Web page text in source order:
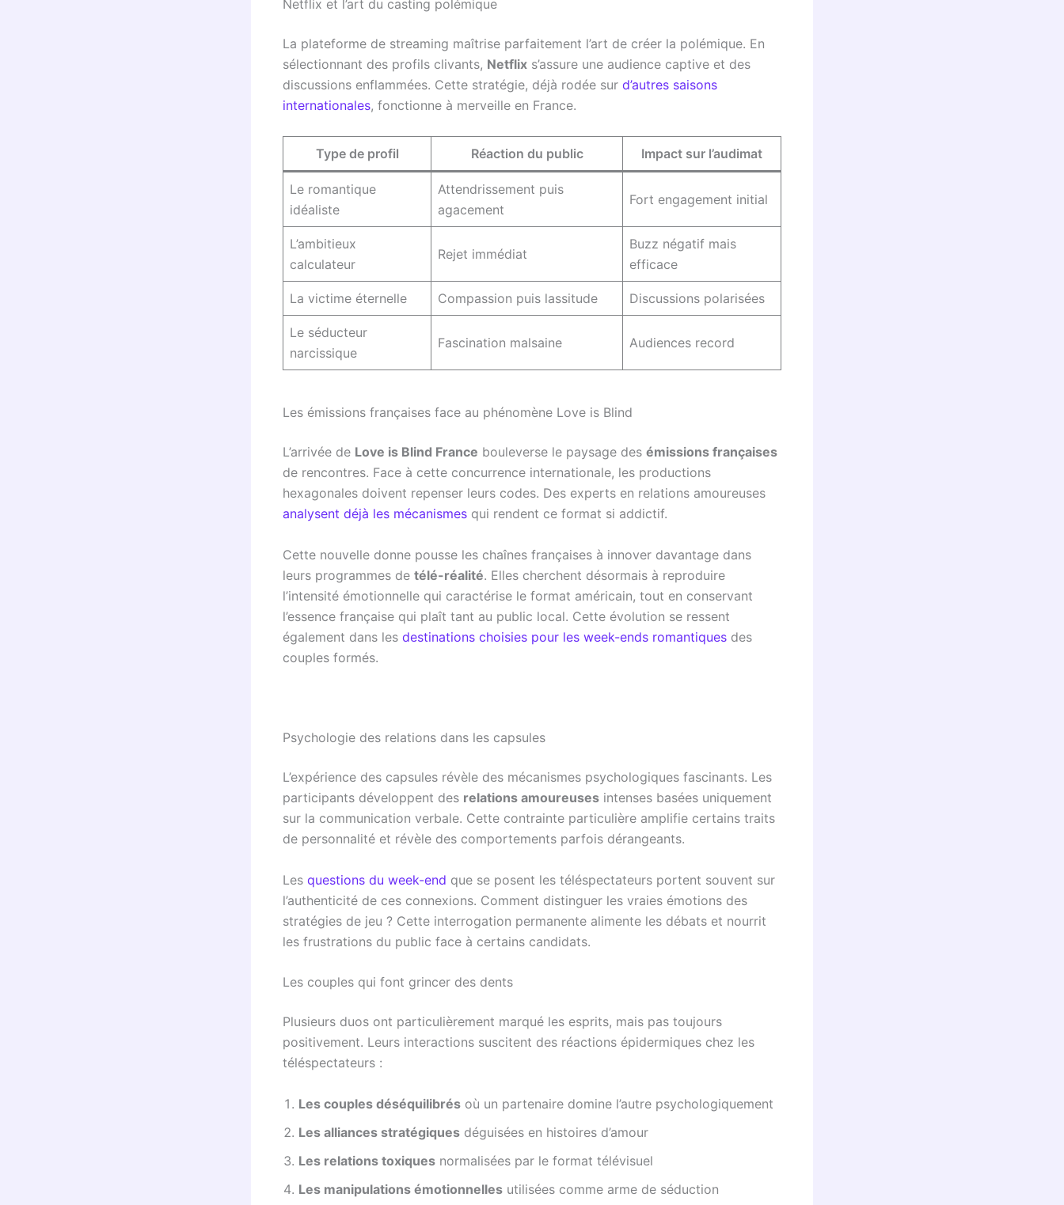
Netflix et l’art du casting polémique
La plateforme de streaming maîtrise parfaitement l’art de créer la polémique. En
sélectionnant des profils clivants, Netflix s’assure une audience captive et des
discussions enflammées. Cette stratégie, déjà rodée sur d’autres saisons
internationales, fonctionne à merveille en France.
Type de profil Réaction du public Impact sur l’audimat
Le romantique
idéaliste
Attendrissement puis
agacement
Fort engagement initial
L’ambitieux
calculateur
Rejet immédiat
Buzz négatif mais
efficace
La victime éternelle Compassion puis lassitude Discussions polarisées
Le séducteur
narcissique
Fascination malsaine Audiences record
Les émissions françaises face au phénomène Love is Blind
L’arrivée de Love is Blind France bouleverse le paysage des émissions françaises
de rencontres. Face à cette concurrence internationale, les productions
hexagonales doivent repenser leurs codes. Des experts en relations amoureuses
analysent déjà les mécanismes qui rendent ce format si addictif.
Cette nouvelle donne pousse les chaînes françaises à innover davantage dans
leurs programmes de télé-réalité. Elles cherchent désormais à reproduire
l’intensité émotionnelle qui caractérise le format américain, tout en conservant
l’essence française qui plaît tant au public local. Cette évolution se ressent
également dans les destinations choisies pour les week-ends romantiques des
couples formés.
Psychologie des relations dans les capsules
L’expérience des capsules révèle des mécanismes psychologiques fascinants. Les
participants développent des relations amoureuses intenses basées uniquement
sur la communication verbale. Cette contrainte particulière amplifie certains traits
de personnalité et révèle des comportements parfois dérangeants.
Les questions du week-end que se posent les téléspectateurs portent souvent sur
l’authenticité de ces connexions. Comment distinguer les vraies émotions des
stratégies de jeu ? Cette interrogation permanente alimente les débats et nourrit
les frustrations du public face à certains candidats.
Les couples qui font grincer des dents
Plusieurs duos ont particulièrement marqué les esprits, mais pas toujours
positivement. Leurs interactions suscitent des réactions épidermiques chez les
téléspectateurs :
Les couples déséquilibrés où un partenaire domine l’autre psychologiquement
Les alliances stratégiques déguisées en histoires d’amour
Les relations toxiques normalisées par le format télévisuel
Les manipulations émotionnelles utilisées comme arme de séduction